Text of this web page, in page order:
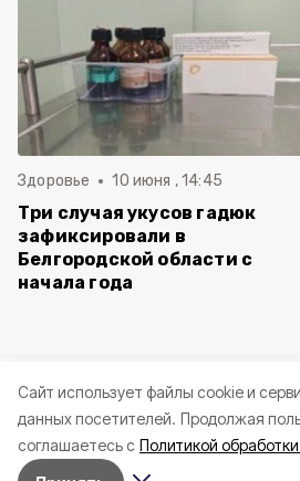
Cайт использует файлы cookie и
данных посетителей. Продолжая
соглашаетесь с Политикой
Здоровье 10 июня , 14:45
Три случая укусов гадюк
зафиксировали в
Белгородской области с
начала года